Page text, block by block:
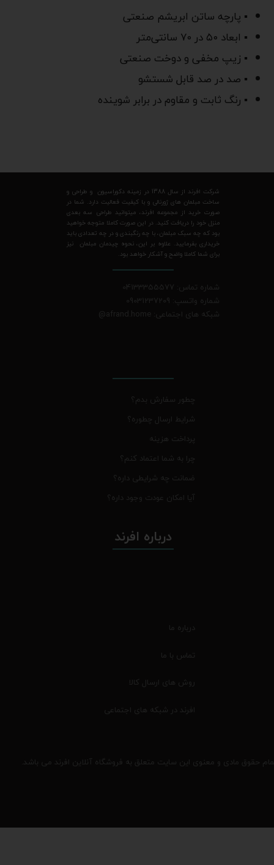
▪ پارچه ساتن ابریشم صنعتی
▪ ابعاد ۵۰ در ۷۰ سانتی‌متر
▪ زیپ مخفی و دوخت صنعتی
▪ صد در صد قابل شستشو
▪ رنگ ثابت و مقاوم در برابر شوینده
شرکت افرند از سال 1388 در زمینه دکوراسیون و طراحی و
ساخت مبلمان های ژورنالی و با کیفیت فعالیت دارد. شما در
صورت خرید از مجموعه افرند، میتوانید طراحی سه بعدی
منزل خود را دریافت کنید. در این صورت کاملا متوجه خواهید
بود که چه سبک مبلمان، با چه رنگبندی و در چه تعدادی باید
خریداری بفرمایید. علاوه بر این، نحوه چیدمان مبلمان نیز
برای شما کاملا واضح و آشکار خواهد بود.
شماره تماس: 04133355577
شماره واتسپ: 09031237209
شبکه های اجتماعی: afrand.home
@
چطور سفارش بدم؟
شرایط ارسال چطوره؟
پرداخت هزینه
چرا به شما اعتماد کنم؟
ضمانت چه شرایطی داره؟
آیا امکان عودت وجود داره؟
حقوق مادی و معنوی این سایت متعلق به فروشگاه آنلاین افرند می باشد.
درباره افرند
درباره ما
تماس با ما
روش های ارسال کالا
افرند در شبکه های اجتماعی